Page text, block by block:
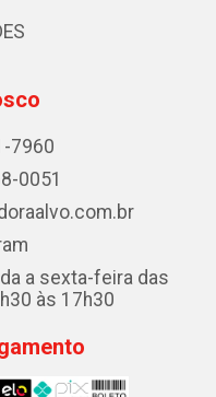
7960
0051
a sexta-feira das
às 17h30